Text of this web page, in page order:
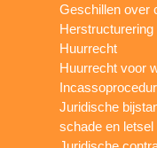
Geschillen over
Huurrecht
Huurrecht voor
Juridische
schade en letsel